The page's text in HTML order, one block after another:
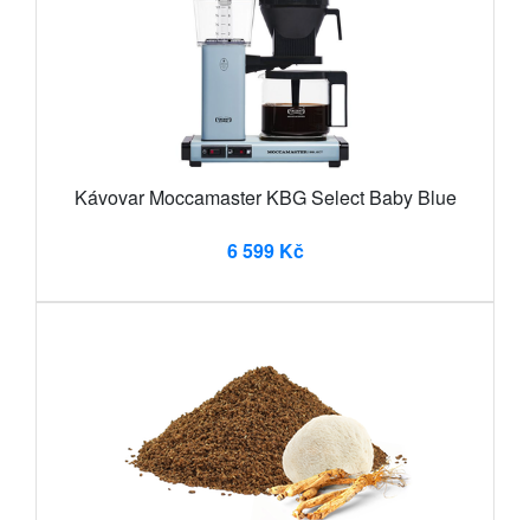
Kávovar Moccamaster KBG Select Baby Blue
6 599 Kč